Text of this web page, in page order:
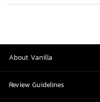
About Vanilla
Review Guidelines